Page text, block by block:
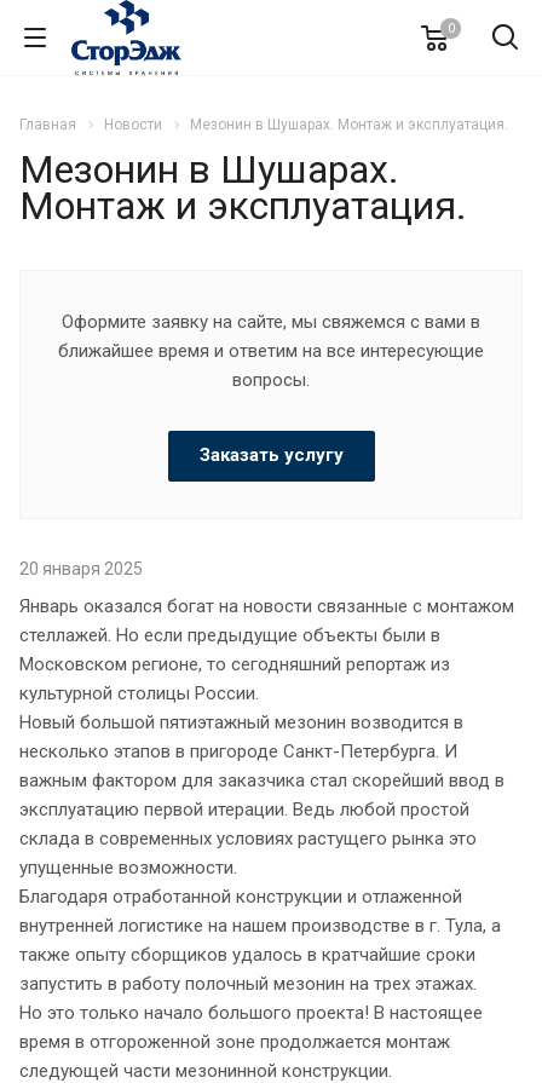
0
Главная Новости Мезонин в Шушарах. Монтаж и эксплуатация.
Мезонин в Шушарах.
Монтаж и эксплуатация.
Оформите заявку на сайте, мы свяжемся с вами в
ближайшее время и ответим на все интересующие
вопросы.
Заказать услугу
20 января 2025
Январь оказался богат на новости связанные с монтажом
стеллажей. Но если предыдущие объекты были в
Московском регионе, то сегодняшний репортаж из
культурной столицы России.
Новый большой пятиэтажный мезонин возводится в
несколько этапов в пригороде Санкт-Петербурга. И
важным фактором для заказчика стал скорейший ввод в
эксплуатацию первой итерации. Ведь любой простой
склада в современных условиях растущего рынка это
упущенные возможности.
Благодаря отработанной конструкции и отлаженной
внутренней логистике на нашем производстве в г. Тула, а
также опыту сборщиков удалось в кратчайшие сроки
запустить в работу полочный мезонин на трех этажах.
Но это только начало большого проекта! В настоящее
время в отгороженной зоне продолжается монтаж
следующей части мезонинной конструкции.